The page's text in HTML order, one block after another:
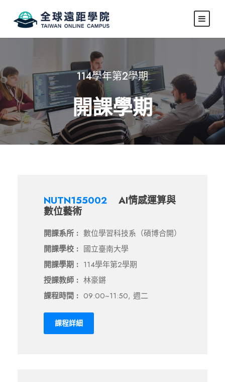
114學年第2學期
開課學期
NUTN155002
AI情感運算與
數位藝術
開課系所 : 數位學習科技系（碩博合開）
開課學校 : 國立臺南大學
開課學期 : 114學年第2學期
授課教師 : 林豪鏘
課程時間 : 09:00~11:50, 週二
課程詳細